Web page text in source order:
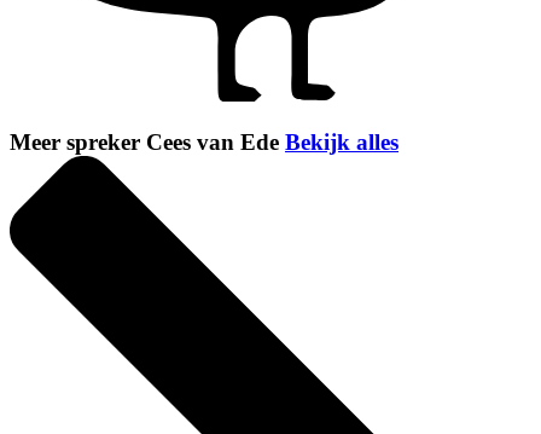
Meer spreker Cees van Ede Bekijk alles